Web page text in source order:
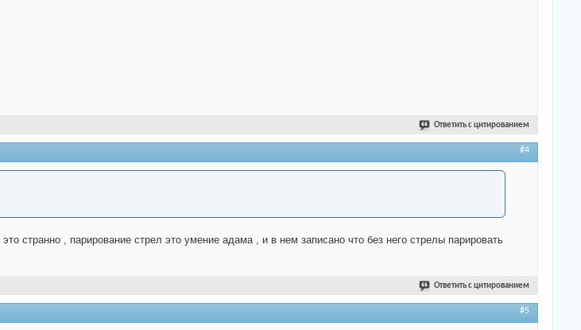
Ответить с цитированием
#4
странно , парирование стрел это умение адама , и в нем записано что без него стрелы парировать
Ответить с цитированием
#5